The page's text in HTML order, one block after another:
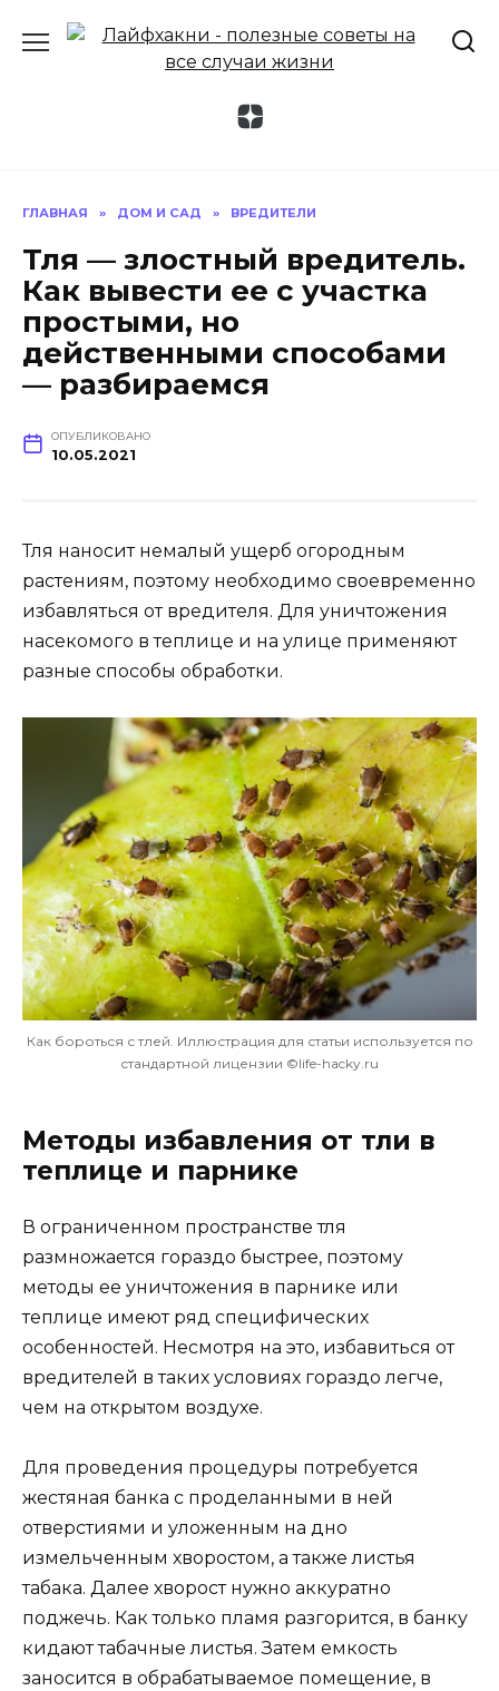
ГЛАВНАЯ » ДОМ И САД » ВРЕДИТЕЛИ
Тля — злостный вредитель.
Как вывести ее с участка
простыми, но
действенными способами
— разбираемся
ОПУБЛИКОВАНО
10.05.2021
Тля наносит немалый ущерб огородным
растениям, поэтому необходимо своевременно
избавляться от вредителя. Для уничтожения
насекомого в теплице и на улице применяют
разные способы обработки.
Как бороться с тлей. Иллюстрация для статьи используется по
стандартной лицензии ©life-hacky.ru
Методы избавления от тли в
теплице и парнике
В ограниченном пространстве тля
размножается гораздо быстрее, поэтому
методы ее уничтожения в парнике или
теплице имеют ряд специфических
особенностей. Несмотря на это, избавиться от
вредителей в таких условиях гораздо легче,
чем на открытом воздухе.
Для проведения процедуры потребуется
жестяная банка с проделанными в ней
отверстиями и уложенным на дно
измельченным хворостом, а также листья
табака. Далее хворост нужно аккуратно
поджечь. Как только пламя разгорится, в банку
кидают табачные листья. Затем емкость
заносится в обрабатываемое помещение, в